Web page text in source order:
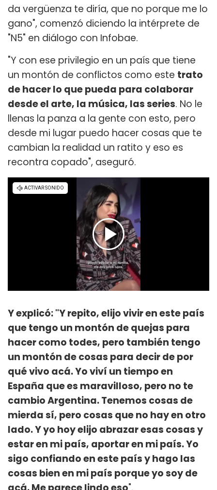
da vergüenza te diría, que no porque me lo
gano", comenzó diciendo la intérprete de
"N5" en diálogo con Infobae.
"Y con ese privilegio en un país que tiene
un montón de conflictos como este trato
de hacer lo que pueda para colaborar
desde el arte, la música, las series. No le
llenas la panza a la gente con esto, pero
desde mi lugar puedo hacer cosas que te
cambian la realidad un ratito y eso es
recontra copado", aseguró.
Y explicó: "Y repito, elijo vivir en este país
que tengo un montón de quejas para
hacer como todes, pero también tengo
un montón de cosas para decir de por
qué vivo acá. Yo viví un tiempo en
España que es maravilloso, pero no te
cambio Argentina. Tenemos cosas de
mierda sí, pero cosas que no hay en otro
lado. Y yo hoy elijo abrazar esas cosas y
estar en mi país, aportar en mi país. Yo
sigo confiando en este país y hago las
cosas bien en mi país porque yo soy de